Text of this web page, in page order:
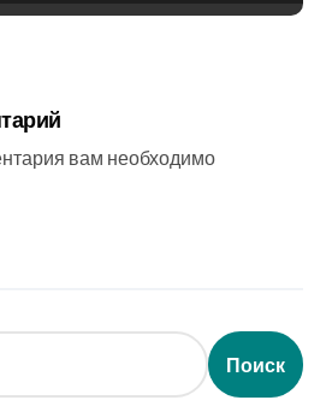
вам необходимо
Поиск